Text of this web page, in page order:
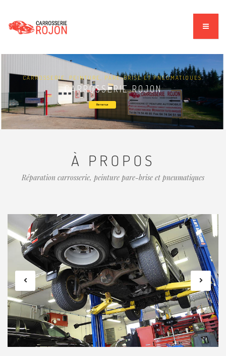
CARROSSERIE, PEINTURE, PARE-BRISE ET PNEUMATIQUES.
CARROSSERIE ROJON
Bienvenue
À PROPOS
Réparation carrosserie, peinture pare-brise et pneumatiques